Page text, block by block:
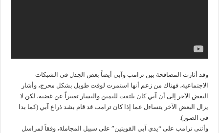
وقد أثارت المصافحة بين ترامب وآبي أيضاً بعض الجدل في الشبكات
الاجتماعية، فهناك من زعم أنها استمرت لوقت طويل بشكل محرج، وأشار
البعض الآخر إلى أن آبي كان يلتفت لليمين واليسار تعبيراً عن غضبه، لكن لا
يزال البعض الآخر يتساءل عما إذا كان ترامب قد قام بشد ذراع آبي (كما بدا
في الصور).
وأثنى ترامب على “يدي آبي القويتين” على سبيل المجاملة، وفقاً لمراسل